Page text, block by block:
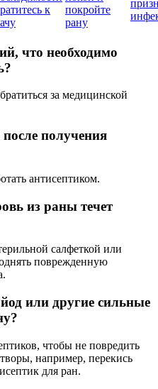
к
покройте
рану
что необходимо
за медицинской
получения
антисептиком.
из раны течет
салфеткой или
поврежденную
или другие сильные
чтобы не повредить
например, перекись
для ран.